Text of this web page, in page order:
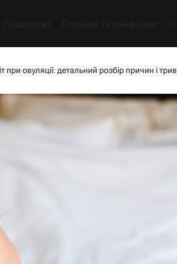
овуляції: детальний розбір причин і тривалості